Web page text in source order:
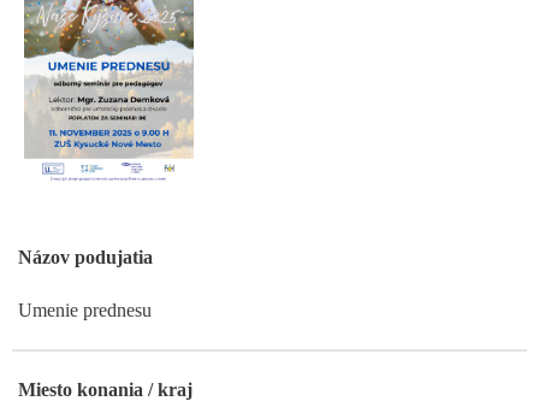
Názov podujatia
Umenie prednesu
Miesto konania / kraj